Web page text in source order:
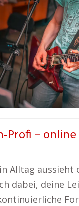
Profi –
Alltag
dabei, deine